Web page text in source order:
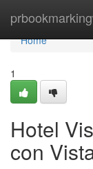
Home
Home
1
Hotel
con